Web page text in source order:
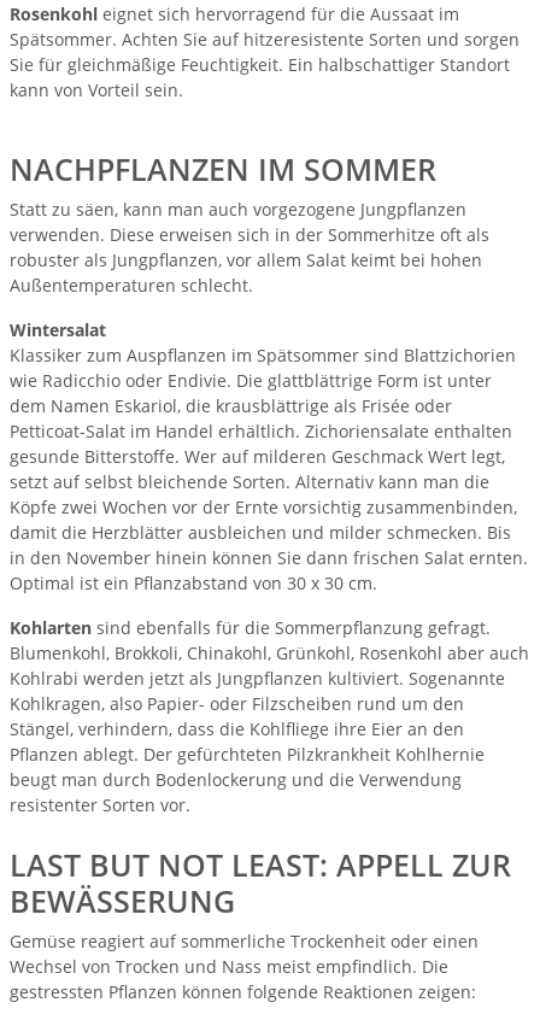
Rosenkohl eignet sich hervorragend für die Aussaat im
Spätsommer. Achten Sie auf hitzeresistente Sorten und sorgen
Sie für gleichmäßige Feuchtigkeit. Ein halbschattiger Standort
kann von Vorteil sein.
NACHPFLANZEN IM SOMMER
Statt zu säen, kann man auch vorgezogene Jungpflanzen
verwenden. Diese erweisen sich in der Sommerhitze oft als
robuster als Jungpflanzen, vor allem Salat keimt bei hohen
Außentemperaturen schlecht.
Wintersalat
Klassiker zum Auspflanzen im Spätsommer sind Blattzichorien
wie Radicchio oder Endivie. Die glattblättrige Form ist unter
dem Namen Eskariol, die krausblättrige als Frisée oder
Petticoat-Salat im Handel erhältlich. Zichoriensalate enthalten
gesunde Bitterstoffe. Wer auf milderen Geschmack Wert legt,
setzt auf selbst bleichende Sorten. Alternativ kann man die
Köpfe zwei Wochen vor der Ernte vorsichtig zusammenbinden,
damit die Herzblätter ausbleichen und milder schmecken. Bis
in den November hinein können Sie dann frischen Salat ernten.
Optimal ist ein Pflanzabstand von 30 x 30 cm.
Kohlarten sind ebenfalls für die Sommerpflanzung gefragt.
Blumenkohl, Brokkoli, Chinakohl, Grünkohl, Rosenkohl aber auch
Kohlrabi werden jetzt als Jungpflanzen kultiviert. Sogenannte
Kohlkragen, also Papier- oder Filzscheiben rund um den
Stängel, verhindern, dass die Kohlfliege ihre Eier an den
Pflanzen ablegt. Der gefürchteten Pilzkrankheit Kohlhernie
beugt man durch Bodenlockerung und die Verwendung
resistenter Sorten vor.
LAST BUT NOT LEAST: APPELL ZUR
BEWÄSSERUNG
Gemüse reagiert auf sommerliche Trockenheit oder einen
Wechsel von Trocken und Nass meist empfindlich. Die
gestressten Pflanzen können folgende Reaktionen zeigen: